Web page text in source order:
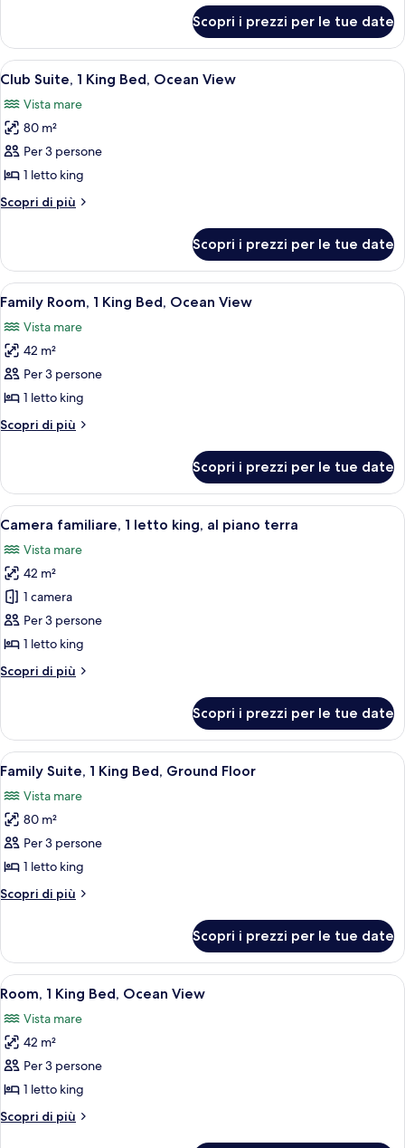
Bed,
Partial
Ocean
View
Suite,
King
Partial
Ocean
Scopri i prezzi per le tue date
Apri
tutte
le
foto
per
Club
Suite,
1
Bed,
Ocean
View
Una moderna camera d'albergo con
9
Club Suite, 1 King Bed, Ocean View
Vista mare
80 m²
Per 3 persone
1 letto king
Scopri di più
Altri
Suite,
King
Ocean
View
Scopri i prezzi per le tue date
Apri
tutte
le
foto
per
Family
Room,
1
Bed,
Ocean
View
Una moderna camera d'albergo con
11
Family Room, 1 King Bed, Ocean View
Vista mare
42 m²
Per 3 persone
1 letto king
Scopri di più
Altri
Room,
King
Ocean
View
Scopri i prezzi per le tue date
Apri
tutte
le
foto
per
Camera
familiare,
letto
piano
terra
Camera d'albergo moderna con un
13
Camera familiare, 1 letto king, al piano terra
Vista mare
42 m²
1 camera
Per 3 persone
1 letto king
Scopri di più
Altri
familiare,
letto
al
piano
Scopri i prezzi per le tue date
Apri
tutte
le
foto
per
Family
Suite,
1
Bed,
Ground
Floor
Una moderna camera d'albergo con
16
Family Suite, 1 King Bed, Ground Floor
Vista mare
80 m²
Per 3 persone
1 letto king
Scopri di più
Altri
Suite,
King
Ground
Floor
Scopri i prezzi per le tue date
Apri
tutte
le
foto
per
Room,
1
King
Una camera d'albergo con un letto
10
Room, 1 King Bed, Ocean View
Vista mare
42 m²
Per 3 persone
1 letto king
Scopri di più
Altri